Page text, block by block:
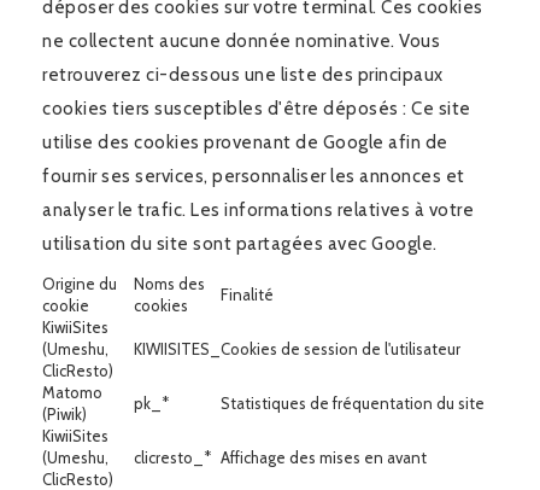
déposer des cookies sur votre terminal. Ces cookies
ne collectent aucune donnée nominative. Vous
retrouverez ci-dessous une liste des principaux
cookies tiers susceptibles d'être déposés : Ce site
utilise des cookies provenant de Google afin de
fournir ses services, personnaliser les annonces et
analyser le trafic. Les informations relatives à votre
utilisation du site sont partagées avec Google.
Origine du
cookie
Noms des
cookies
Finalité
KiwiiSites
(Umeshu,
ClicResto)
KIWIISITES_ Cookies de session de l'utilisateur
Matomo
(Piwik)
pk_*
Statistiques de fréquentation du site
KiwiiSites
(Umeshu,
ClicResto)
clicresto_* Affichage des mises en avant